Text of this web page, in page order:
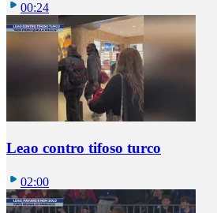
00:24
Leao contro tifoso turco
02:00